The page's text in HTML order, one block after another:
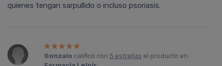
quienes tengan sarpullido o incluso psoriasis.
Gonzalo calificó con 5 estrellas el producto en